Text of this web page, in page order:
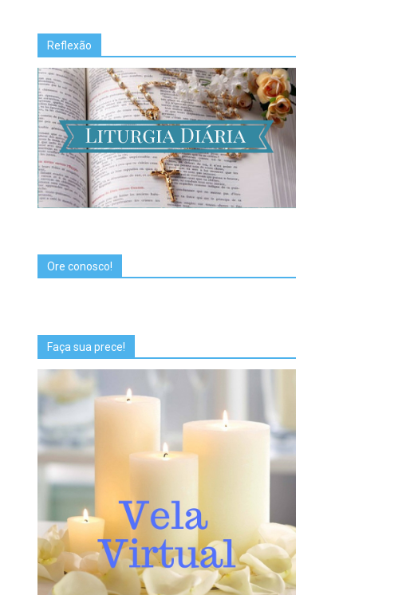
Reflexão
Ore conosco!
Faça sua prece!